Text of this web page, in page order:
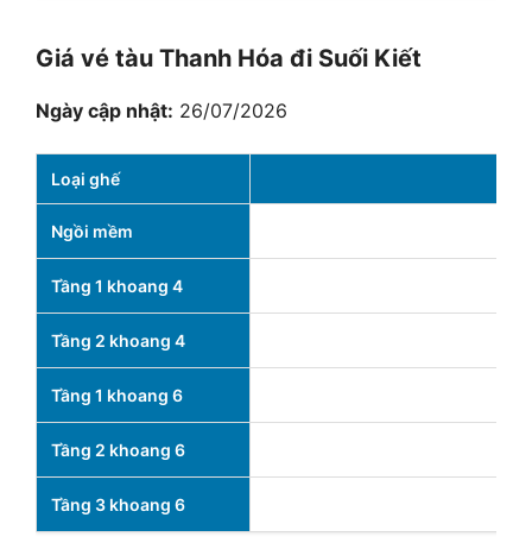
Giá vé tàu Thanh Hóa đi Suối Kiết
Ngày cập nhật: 26/07/2026
Loại ghế
Ngồi mềm
Tầng 1 khoang 4
Tầng 2 khoang 4
Tầng 1 khoang 6
Tầng 2 khoang 6
Tầng 3 khoang 6